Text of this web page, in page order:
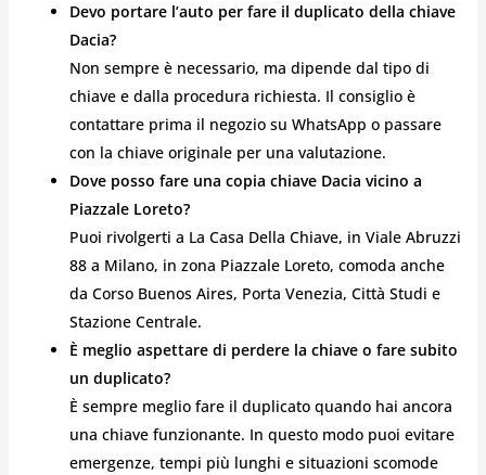
Devo portare l’auto per fare il duplicato della chiave
Dacia?
Non sempre è necessario, ma dipende dal tipo di
chiave e dalla procedura richiesta. Il consiglio è
contattare prima il negozio su WhatsApp o passare
con la chiave originale per una valutazione.
Dove posso fare una copia chiave Dacia vicino a
Piazzale Loreto?
Puoi rivolgerti a La Casa Della Chiave, in Viale Abruzzi
88 a Milano, in zona Piazzale Loreto, comoda anche
da Corso Buenos Aires, Porta Venezia, Città Studi e
Stazione Centrale.
È meglio aspettare di perdere la chiave o fare subito
un duplicato?
È sempre meglio fare il duplicato quando hai ancora
una chiave funzionante. In questo modo puoi evitare
emergenze, tempi più lunghi e situazioni scomode